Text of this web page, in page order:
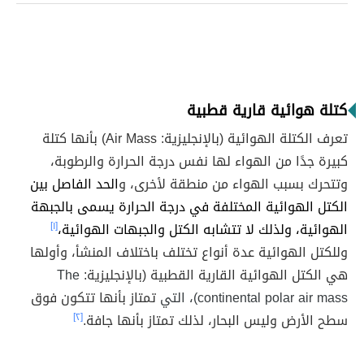
كتلة هوائية قارية قطبية
تعرف الكتلة الهوائية (بالإنجليزية: Air Mass) بأنها كتلة
كبيرة جدًا من الهواء لها نفس درجة الحرارة والرطوبة،
وتتحرك بسبب الهواء من منطقة لأخرى، والحد الفاصل بين
الكتل الهوائية المختلفة في درجة الحرارة يسمى بالجبهة
الهوائية، ولذلك لا تتشابه الكتل والجبهات الهوائية،[١]
وللكتل الهوائية عدة أنواع تختلف باختلاف المنشأ، وأولها
هي الكتل الهوائية القارية القطبية (بالإنجليزية:The
continental polar air mass)، التي
تمتاز بأنها تتكون فوق
سطح الأرض وليس البحار، لذلك تمتاز بأنها جافة.[٢]